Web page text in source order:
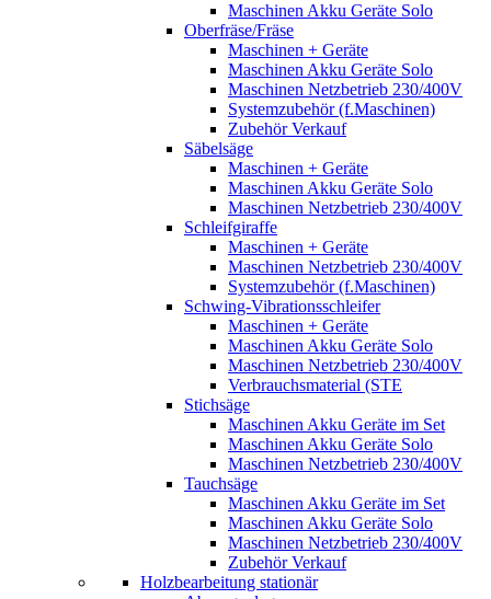
Maschinen Akku Geräte Solo
Oberfräse/Fräse
Maschinen + Geräte
Maschinen Akku Geräte Solo
Maschinen Netzbetrieb 230/400V
Systemzubehör (f.Maschinen)
Zubehör Verkauf
Säbelsäge
Maschinen + Geräte
Maschinen Akku Geräte Solo
Maschinen Netzbetrieb 230/400V
Schleifgiraffe
Maschinen + Geräte
Maschinen Netzbetrieb 230/400V
Systemzubehör (f.Maschinen)
Schwing-Vibrationsschleifer
Maschinen + Geräte
Maschinen Akku Geräte Solo
Maschinen Netzbetrieb 230/400V
Verbrauchsmaterial (STE
Stichsäge
Maschinen Akku Geräte im Set
Maschinen Akku Geräte Solo
Maschinen Netzbetrieb 230/400V
Tauchsäge
Maschinen Akku Geräte im Set
Maschinen Akku Geräte Solo
Maschinen Netzbetrieb 230/400V
Zubehör Verkauf
Holzbearbeitung stationär